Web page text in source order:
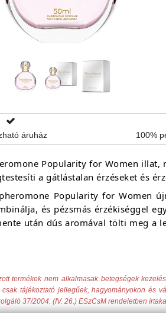
áruház 100%
Popularity for Women
a gátlástalan érzéseket és
Popularity for Women
és pézsmás érzékiséggel
után dús aromával tölti meg a
termékek nem alkalmasak betegségek
tájékoztató jellegűek, hagyományokon és
37/2004. (IV. 26.) ESzCsM rendeletben